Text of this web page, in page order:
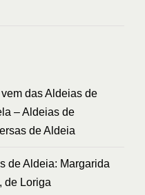
das Aldeias de
– Aldeias de
de Aldeia
de Aldeia: Margarida
de Loriga